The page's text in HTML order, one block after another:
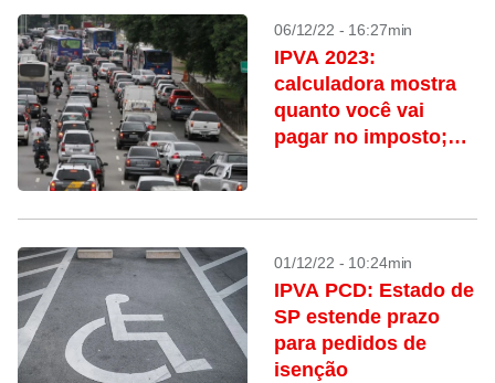
06/12/22 - 16:27min
IPVA 2023:
calculadora mostra
quanto você vai
pagar no imposto;
01/12/22 - 10:24min
IPVA PCD: Estado de
SP estende prazo
para pedidos de
isenção